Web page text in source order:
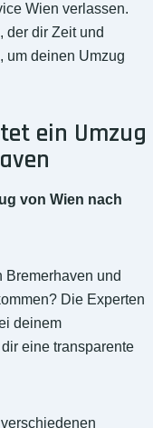
Wien verlassen.
der dir Zeit und
um deinen Umzug
ein Umzug
von Wien nach
Bremerhaven und
Die Experten
deinem
eine transparente